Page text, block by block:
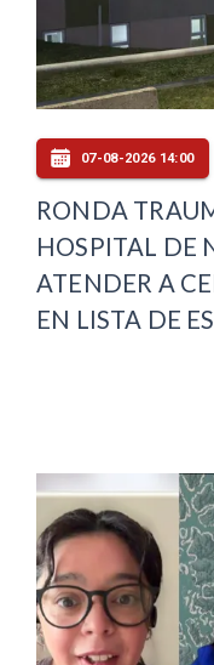
07-08-2026 14:00
RONDA
HOSPITAL DE
ATENDER A
EN LISTA DE